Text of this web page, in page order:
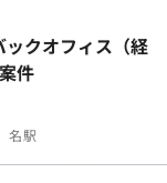
ックオフィス（経
件
名駅